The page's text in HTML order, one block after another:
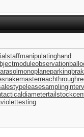
manipulatinghand
tacticaldiameter